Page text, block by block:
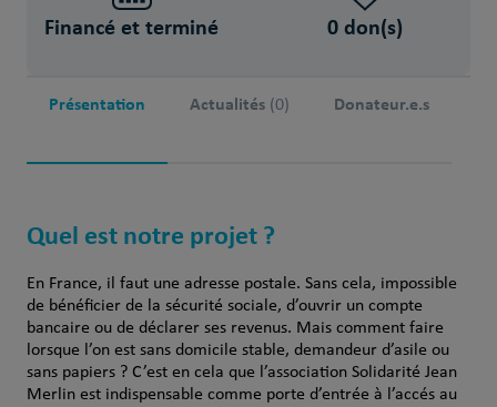
Financé et terminé 0 don(s)
Présentation Actualités (0) Donateur.e.s
Quel est notre projet ?
En France, il faut une adresse postale. Sans cela, impossible
de bénéficier de la sécurité sociale, d’ouvrir un compte
bancaire ou de déclarer ses revenus. Mais comment faire
lorsque l’on est sans domicile stable, demandeur d’asile ou
sans papiers ? C’est en cela que l’association Solidarité Jean
Merlin est indispensable comme porte d’entrée à l’accés au